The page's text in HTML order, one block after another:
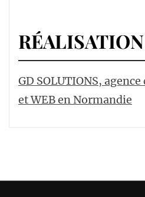
GD SOLUTIONS,
et WEB en Normandie